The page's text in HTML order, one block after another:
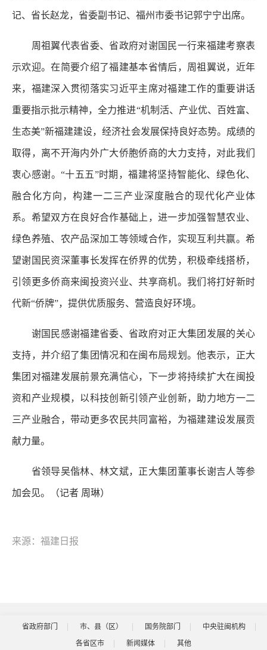
记、省长赵龙，省委副书记、福州市委书记郭宁宁出席。
周祖翼代表省委、省政府对谢国民一行来福建考察表
示欢迎。在简要介绍了福建基本省情后，周祖翼说，近年
来，福建深入贯彻落实习近平主席对福建工作的重要讲话
重要指示批示精神，全力推进“机制活、产业优、百姓富、
生态美”新福建建设，经济社会发展保持良好态势。成绩的
取得，离不开海内外广大侨胞侨商的大力支持，对此我们
衷心感谢。“十五五”时期，福建将坚持智能化、绿色化、
融合化方向，构建一二三产业深度融合的现代化产业体
系。希望双方在良好合作基础上，进一步加强智慧农业、
绿色养殖、农产品深加工等领域合作，实现互利共赢。希
望谢国民资深董事长发挥在侨界的优势，积极牵线搭桥，
引领更多侨商来闽投资兴业、共享商机。我们将打好新时
代新“侨牌”，提供优质服务、营造良好环境。
谢国民感谢福建省委、省政府对正大集团发展的关心
支持，并介绍了集团情况和在闽布局规划。他表示，正大
集团对福建发展前景充满信心，下一步将持续扩大在闽投
资和产业规模，以科技创新引领产业创新，助力地方一二
三产业融合，带动更多农民共同富裕，为福建建设发展贡
献力量。
省领导吴偕林、林文斌，正大集团董事长谢吉人等参
加会见。（记者 周琳）
来源：福建日报
省政府部门 市、县（区） 国务院部门
中央驻闽机构
各省区市
新闻媒体 其他